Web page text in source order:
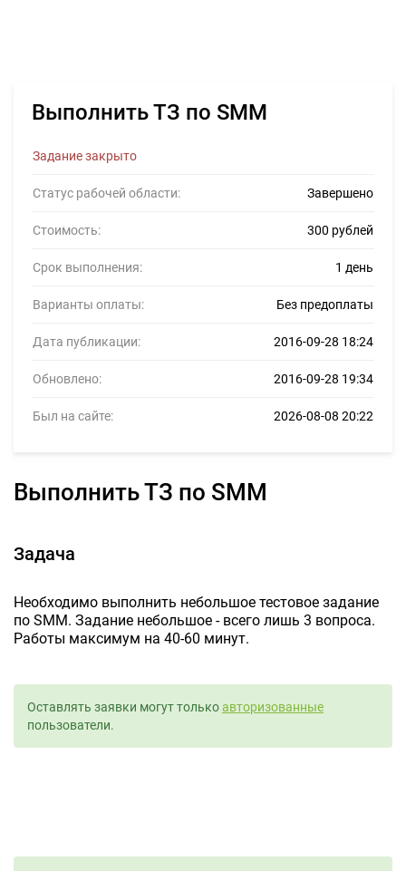
Выполнить ТЗ по SMM
Задание закрыто
Статус рабочей области: Завершено
Стоимость: 300 рублей
Срок выполнения: 1 день
Варианты оплаты: Без предоплаты
Дата публикации: 2016-09-28 18:24
Обновлено: 2016-09-28 19:34
Был на сайте: 2026-08-08 20:22
Выполнить ТЗ по SMM
Задача
Необходимо выполнить небольшое тестовое задание
по SMM. Задание небольшое - всего лишь 3 вопроса.
Работы максимум на 40-60 минут.
Оставлять заявки могут толькоавторизованные
пользователи.